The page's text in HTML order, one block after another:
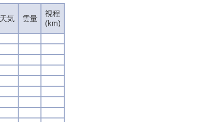
天気
雲量
視程
(km)
天気
雲量
視程
(km)
天気
雲量
視程
(km)
天気
雲量
視程
(km)